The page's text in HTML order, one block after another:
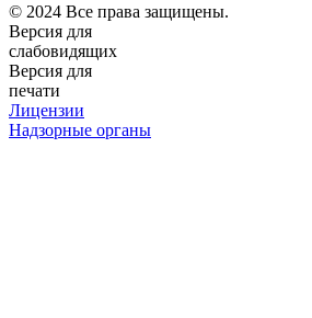
© 2024 Все права защищены.
Версия для
слабовидящих
Версия для
печати
Лицензии
Надзорные органы